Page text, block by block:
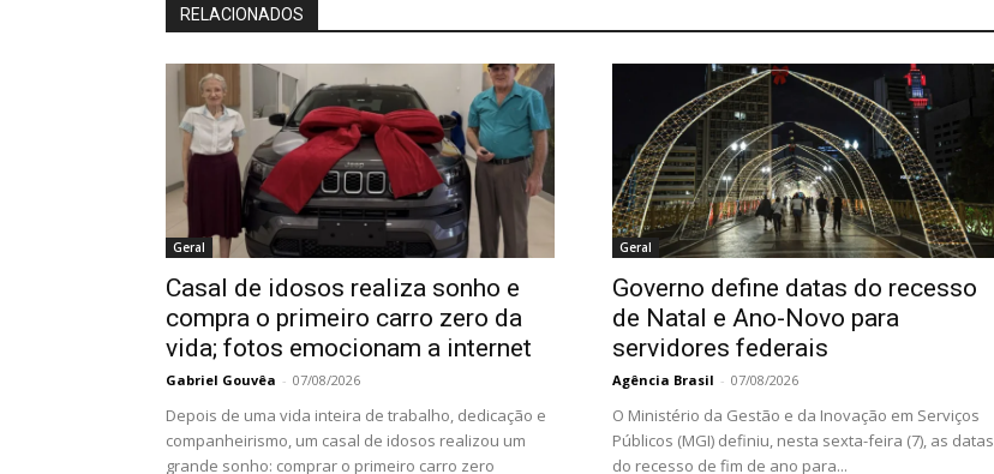
RELACIONADOS
Geral
Casal de idosos realiza sonho e
compra o primeiro carro zero da
vida; fotos emocionam a internet
Gabriel Gouvêa - 07/08/2026
Depois de uma vida inteira de trabalho, dedicação e
companheirismo, um casal de idosos realizou um
grande sonho: comprar o primeiro carro zero
Geral
Governo define datas do recesso
de Natal e Ano-Novo para
servidores federais
Agência Brasil - 07/08/2026
O Ministério da Gestão e da Inovação em Serviços
Públicos (MGI) definiu, nesta sexta-feira (7), as datas
do recesso de fim de ano para...